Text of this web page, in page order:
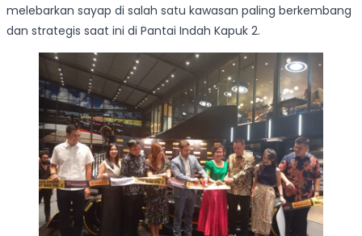
melebarkan sayap di salah satu kawasan paling berkembang
dan strategis saat ini di Pantai Indah Kapuk 2.